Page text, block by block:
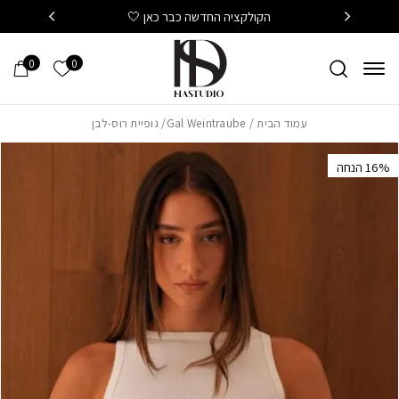
Skip to Content הקולקציה החדשה כבר כאן 🤍
0 הרשימה
0
עמוד הבית/
Gal Weintraube/ גופיית רוס-לבן
‫16% הנחה
בחזרה למעלה